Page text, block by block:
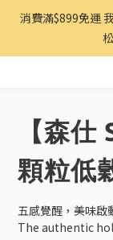
消費滿$899免運
【森
顆粒低
五感覺醒，美味啟
The authentic